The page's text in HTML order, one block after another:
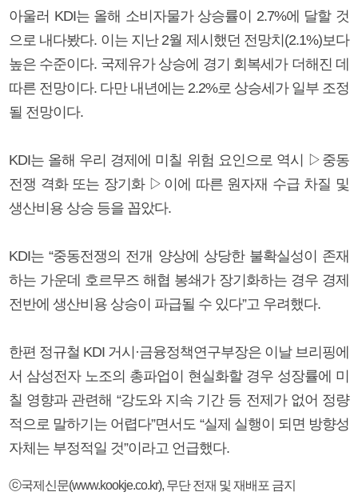
아울러 KDI는 올해 소비자물가 상승률이 2.7%에 달할 것
으로 내다봤다. 이는 지난 2월 제시했던 전망치(2.1%)보다
높은 수준이다. 국제유가 상승에 경기 회복세가 더해진 데
따른 전망이다. 다만 내년에는 2.2%로 상승세가 일부 조정
될 전망이다.
KDI는 올해 우리 경제에 미칠 위험 요인으로 역시 ▷중동
전쟁 격화 또는 장기화 ▷이에 따른 원자재 수급 차질 및
생산비용 상승 등을 꼽았다.
KDI는 “중동전쟁의 전개 양상에 상당한 불확실성이 존재
하는 가운데 호르무즈 해협 봉쇄가 장기화하는 경우 경제
전반에 생산비용 상승이 파급될 수 있다”고 우려했다.
한편 정규철 KDI 거시·금융정책연구부장은 이날 브리핑에
서 삼성전자 노조의 총파업이 현실화할 경우 성장률에 미
칠 영향과 관련해 “강도와 지속 기간 등 전제가 없어 정량
적으로 말하기는 어렵다”면서도 “실제 실행이 되면 방향성
자체는 부정적일 것”이라고 언급했다.
ⓒ국제신문(www.kookje.co.kr), 무단 전재 및 재배포 금지